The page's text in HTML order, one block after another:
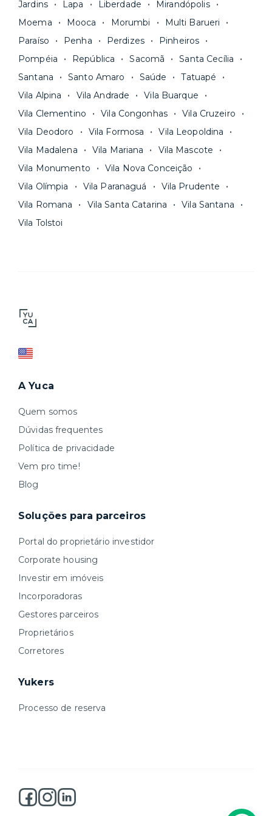
Jardins
Lapa Liberdade
Mirandópolis
Moema
Mooca Morumbi
Multi Barueri
Paraíso
Penha Perdizes
Pinheiros
Pompéia
República Sacomã
Santa Cecília
Santana
Santo Amaro Saúde
Tatuapé
Vila Alpina
Vila Andrade
Vila Buarque
Vila Clementino
Vila Congonhas
Vila Cruzeiro
Vila Deodoro
Vila Formosa
Vila Leopoldina
Vila Madalena
Vila Mariana
Vila Mascote
Vila Monumento
Vila Nova Conceição
Vila Olímpia
Vila Paranaguá
Vila Prudente
Vila Romana
Vila Santa Catarina
Vila Santana
Vila Tolstoi
A Yuca
Quem somos
Dúvidas frequentes
Política de privacidade
Vem pro time!
Blog
Soluções para parceiros
Portal do proprietário investidor
Corporate housing
Investir em imóveis
Incorporadoras
Gestores parceiros
Proprietários
Corretores
Yukers
Processo de reserva